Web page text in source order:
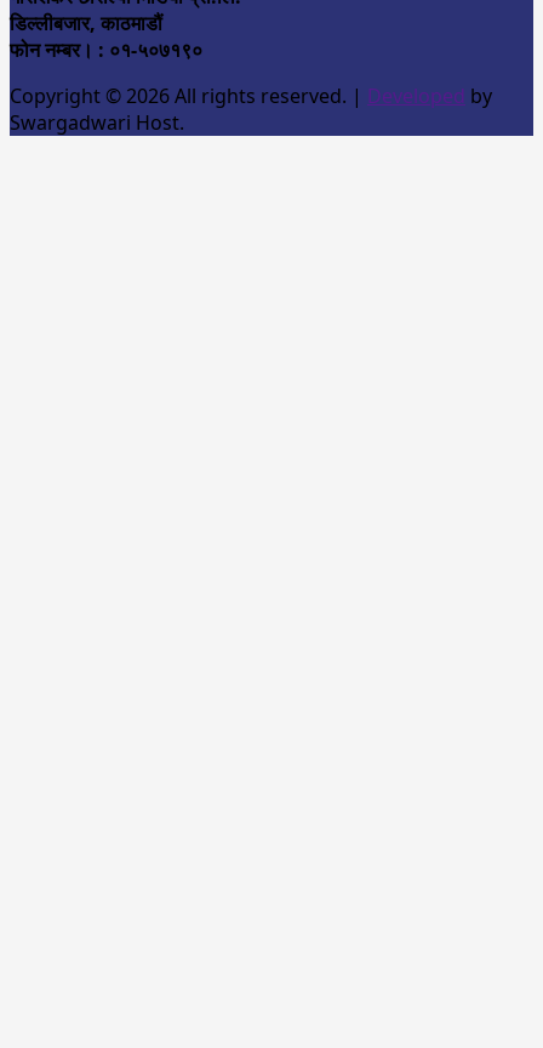
डिल्लीबजार, काठमाडौं
फोन नम्बर। : ०१-५०७१९०
Copyright © 2026 All rights reserved. | Developed by
Swargadwari Host.